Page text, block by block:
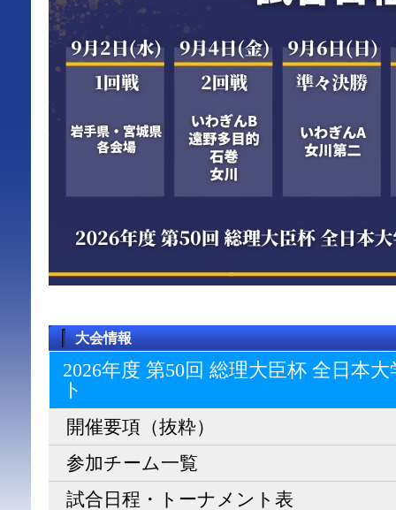
大会情報
2026年度 第50回 総理大臣杯 全日本
ト
開催要項（抜粋）
参加チーム一覧
試合日程・トーナメント表